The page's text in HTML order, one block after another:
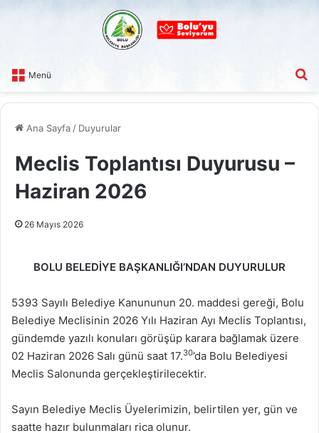
Menü
Ana Sayfa / Duyurular
Meclis Toplantısı Duyurusu –
Haziran 2026
26 Mayıs 2026
BOLU BELEDİYE BAŞKANLIĞI’NDAN DUYURULUR
5393 Sayılı Belediye Kanununun 20. maddesi gereği, Bolu
Belediye Meclisinin 2026 Yılı Haziran Ayı Meclis Toplantısı,
gündemde yazılı konuları görüşüp karara bağlamak üzere
02 Haziran 2026 Salı günü saat 17.30’da Bolu Belediyesi
Meclis Salonunda gerçekleştirilecektir.
Sayın Belediye Meclis Üyelerimizin, belirtilen yer, gün ve
saatte hazır bulunmaları rica olunur.